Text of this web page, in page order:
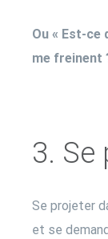
Ou « Est-ce
me freinent
3. Se
Se projeter
et se